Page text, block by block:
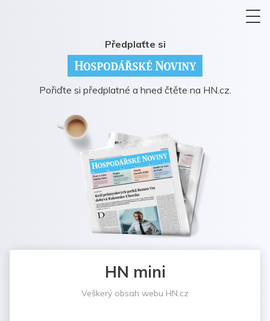
Předplaťte si
Pořiďte si předplatné a hned čtěte na HN.cz.
HN mini
Veškerý obsah webu HN.cz